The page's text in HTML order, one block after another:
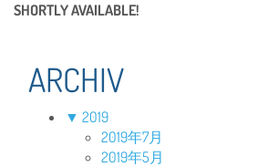
SHORTLY AVAILABLE!
ARCHIV
▼ 2019
2019年7月
2019年5月